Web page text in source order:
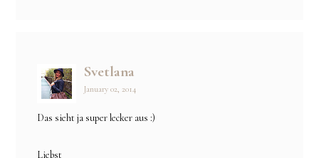
Svetlana
January 02, 2014
Das sieht ja super lecker aus :)
Liebst